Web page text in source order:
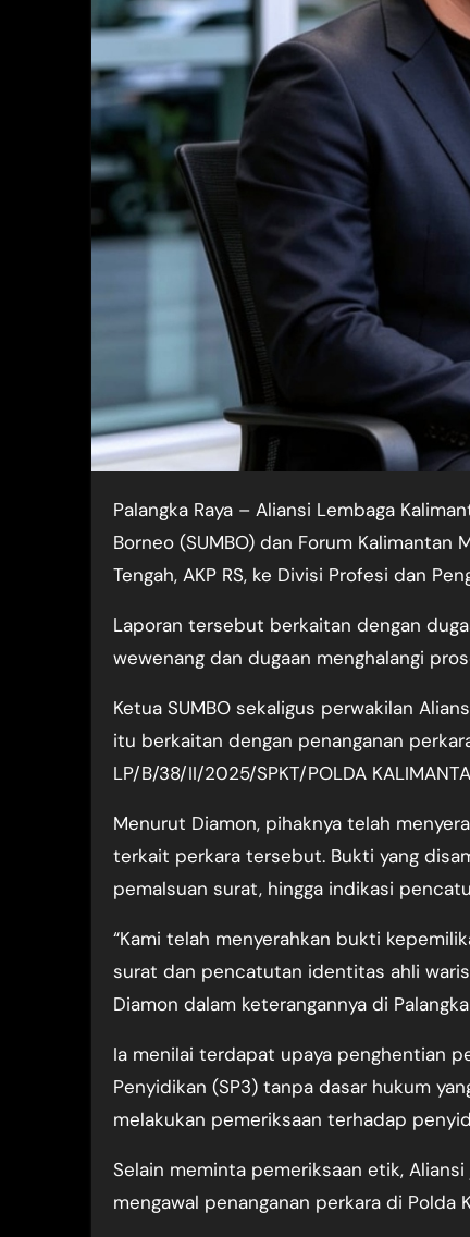
Palangka Raya – Aliansi Lembaga Kalimantan Tengah yang terdiri dari Perkumpulan Suara Masyarakat
Borneo (SUMBO) dan Forum
Tengah, AKP RS, ke Divisi Profesi dan
Laporan tersebut berkaitan dengan
wewenang dan dugaan menghalangi
Ketua SUMBO sekaligus perwakilan
itu berkaitan dengan penanganan
LP/B/38/II/2025/SPKT/POLDA
Menurut Diamon, pihaknya telah
terkait perkara tersebut. Bukti yang
pemalsuan surat, hingga indikasi
“Kami telah menyerahkan bukti
surat dan pencatutan identitas ahli
Diamon dalam keterangannya di
Ia menilai terdapat upaya penghentian
Penyidikan (SP3) tanpa dasar hukum
melakukan pemeriksaan terhadap
Selain meminta pemeriksaan etik,
mengawal penanganan perkara di Polda